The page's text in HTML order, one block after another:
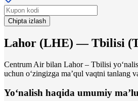
Chipta izlash
Lahor (LHE) —Tbilisi (
Centrum Air bilan Lahor – Tbilisi
uchun o‘zingizga maʼqul vaqtni tanlang
Yo‘nalish haqida umumiy